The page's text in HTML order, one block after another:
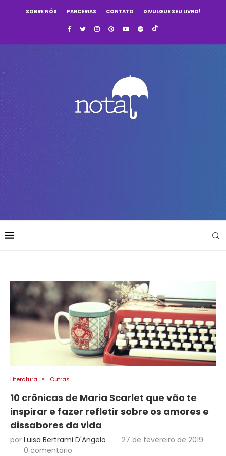
SOBRE NÓS PARCERIAS CONTATO DIVULGUE SEU LIVRO!
Literatura Outras
10 crônicas de Maria Scarlet que vão te
inspirar e fazer refletir sobre os amores e
dissabores da vida
por Luisa Bertrami D'Angelo
27 de fevereiro de 2019
0 comentário